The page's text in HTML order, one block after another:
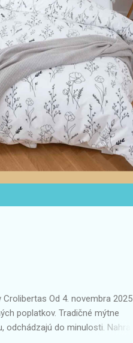
Od 4. novembra 2025
poplatkov. Tradičné mýtne
do minulosti. Nahradí